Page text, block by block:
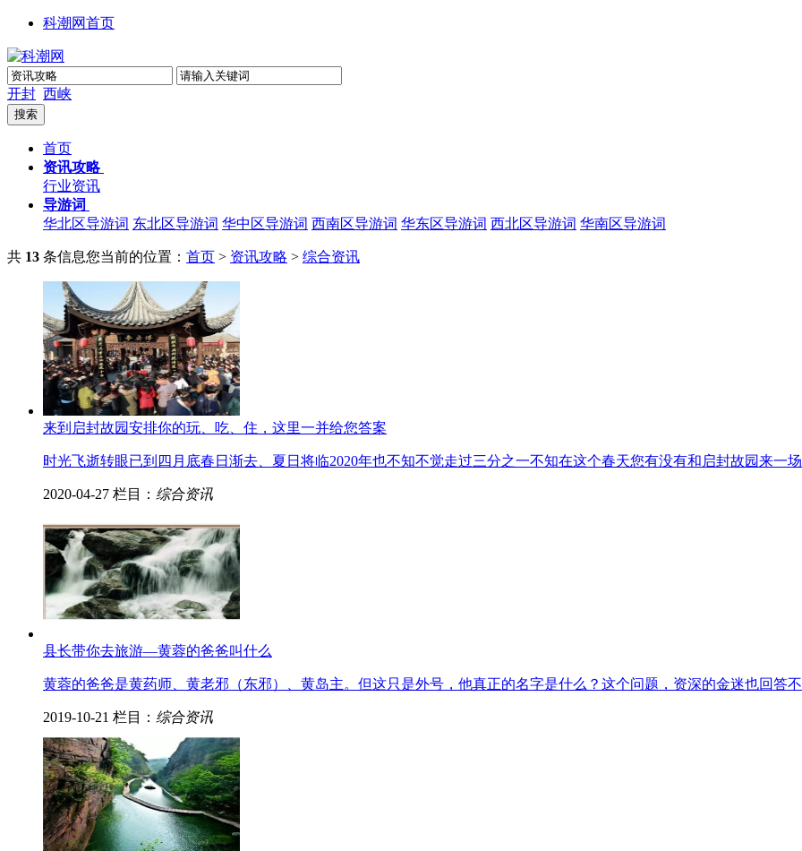
科潮网首页
开封 西峡
首页
资讯攻略
行业资讯
导游词
华北区导游词 东北区导游词 华中区导游词 西南区导游词 华东区导游词 西北区导游词 华南区导游词
共 13 条信息您当前的位置： 首页 > 资讯攻略 > 综合资讯
来到启封故园安排你的玩、吃、住，这里一并给您答案
时光飞逝转眼已到四月底春日渐去、夏日将临2020年也不知不觉走过三分之一不知在这个春天您有没有和启封故园来一
2020-04-27 栏目： 综合资讯
县长带你去旅游—黄蓉的爸爸叫什么
黄蓉的爸爸是黄药师、黄老邪（东邪）、黄岛主。但这只是外号，他真正的名字是什么？这个问题，资深的金迷也回答
2019-10-21 栏目： 综合资讯